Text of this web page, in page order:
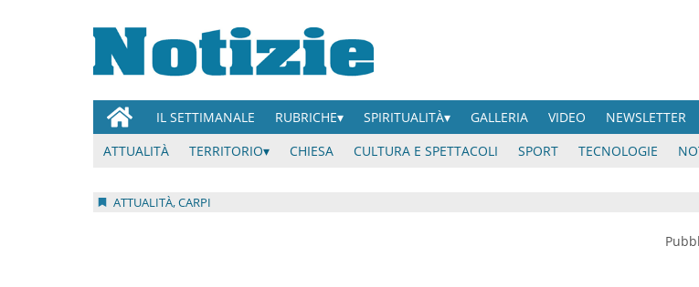
IL SETTIMANALE RUBRICHE SPIRITUALITÀ GALLERIA VIDEO NEWSLETTER
ATTUALITÀ
TERRITORIO CHIESA CULTURA E SPETTACOLI SPORT TECNOLOGIE
ATTUALITÀ, CARPI